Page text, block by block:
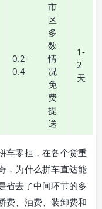
0.2-
0.4
市
区
多
数
情
况
免
费
提
送
1-
2
天
车零担，在各个货重
，为什么拼车直达能
省去了中间环节的多
费、油费、装卸费和